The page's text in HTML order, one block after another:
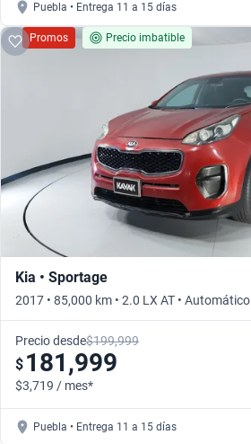
Puebla • Entrega 11 a 15 días
Promos Precio imbatible
Kia • Sportage
2017 • 85,000 km • 2.0 LX AT • Automático
Precio desde$199,999
$ 181,999
$3,719 / mes*
Puebla • Entrega 11 a 15 días